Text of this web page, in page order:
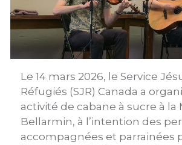
Le 14 mars 2026, le Service
Réfugiés (SJR) Canada a
activité de cabane à sucre à la
Bellarmin, à l’intention des
accompagnées et parrainées